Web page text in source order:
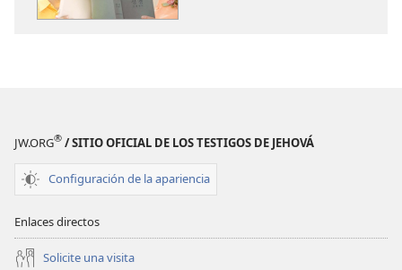
JW.ORG® / SITIO OFICIAL DE LOS TESTIGOS DE JEHOVÁ
Configuración de la apariencia
Enlaces directos
Solicite una visita